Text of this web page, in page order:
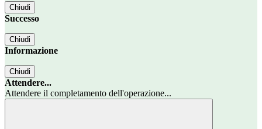
Chiudi
Successo
Chiudi
Informazione
Chiudi
Attendere...
Attendere il completamento dell'operazione...